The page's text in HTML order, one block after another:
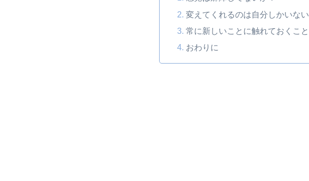
変えてくれるのは自分しかいない
常に新しいことに触れておくこと
おわりに